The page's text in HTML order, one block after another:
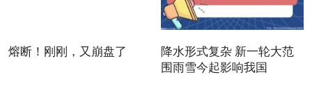
熔断！刚刚，又崩盘了
降水形式复杂 新一轮大范
围雨雪今起影响我国